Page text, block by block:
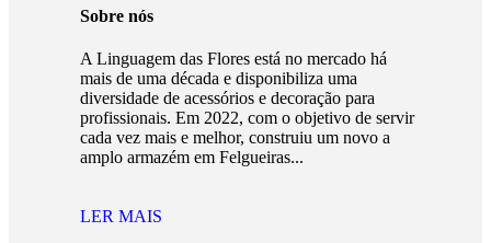
Sobre nós
A Linguagem das Flores está no mercado há
mais de uma década e disponibiliza uma
diversidade de acessórios e decoração para
profissionais. Em 2022, com o objetivo de servir
cada vez mais e melhor, construiu um novo a
amplo armazém em Felgueiras...
LER MAIS